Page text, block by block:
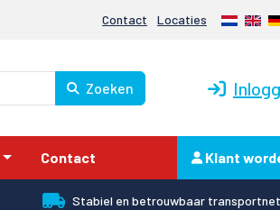
Contact Locaties
Zoeken
Contact Klant
Stabiel en betrouwbaar